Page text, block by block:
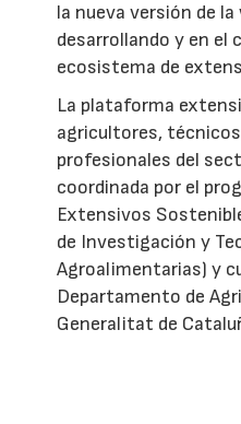
la nueva versión de
desarrollando y en el
ecosistema de
La plataforma
agricultores,
profesionales del
coordinada por el
Extensivos
de Investigación y
Agroalimentarias) y
Departamento de
Generalitat de